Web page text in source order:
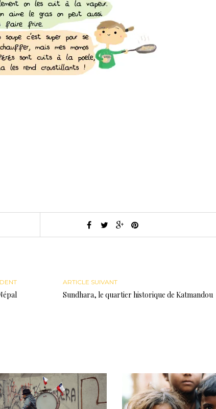
ARTICLE SUIVANT
Sundhara, le quartier historique de Katmandou